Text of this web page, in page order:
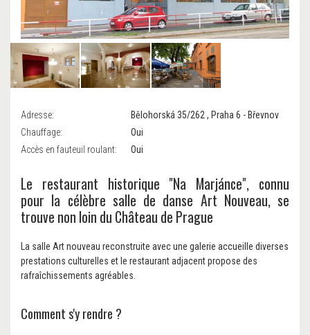
Adresse:
Bělohorská 35/262 , Praha 6 - Břevnov
Chauffage:
Oui
Accès en fauteuil roulant:
Oui
Le restaurant historique "Na Marjánce", connu
pour la célèbre salle de danse Art Nouveau, se
trouve non loin du Château de Prague
La salle Art nouveau reconstruite avec une galerie accueille diverses
prestations culturelles et le restaurant adjacent propose des
rafraîchissements agréables.
Comment s'y rendre ?